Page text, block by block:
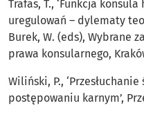
Trafas, T., ‘Funkcja
uregulowań – dylematy
Burek, W. (eds), Wybrane
prawa konsularnego,
Wiliński, P.,
postępowaniu karnym’,